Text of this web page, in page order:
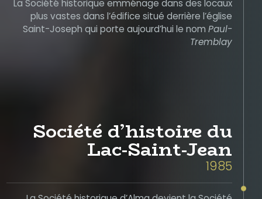
La Société historique emménage dans des locaux
plus vastes dans l’édifice situé derrière l’église
Saint-Joseph qui porte aujourd’hui le nom Paul-
Tremblay
Société d’histoire du
Lac-Saint-Jean
1985